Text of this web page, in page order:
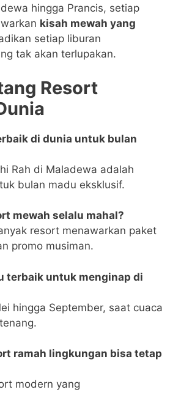
hingga Prancis, setiap
kisah mewah yang
setiap liburan
tak akan terlupakan.
Resort
di dunia untuk bulan
Rah di Maladewa adalah
bulan madu eksklusif.
mewah selalu mahal?
resort menawarkan paket
promo musiman.
terbaik untuk menginap di
hingga September, saat cuaca
ramah lingkungan bisa tetap
modern yang